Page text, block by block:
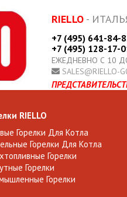
RIELLO-
+7 (495) 641-84-
+7 (495) 128-17-
ЕЖЕДНЕВНО С 10
SALES@RIELLO-
RIELLO
Горелки Для Котла
Горелки Для Котла
Горелки
Горелки
Горелки